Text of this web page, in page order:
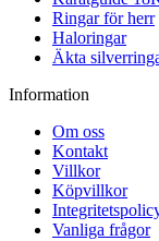
Ringar för herr
Haloringar
Äkta
Information
Om oss
Kontakt
Villkor
Köpvillkor
Vanliga frågor